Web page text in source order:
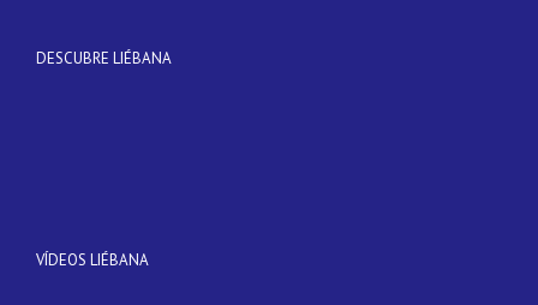
DESCUBRE LIÉBANA
VÍDEOS LIÉBANA